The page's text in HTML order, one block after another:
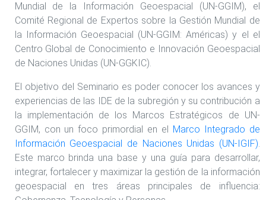
Mundial de la Información Geoespacial (UN-GGIM), el
Comité Regional de Expertos sobre la Gestión Mundial de
la Información Geoespacial (UN-GGIM: Américas) y el el
Centro Global de Conocimiento e Innovación Geoespacial
de Naciones Unidas (UN-GGKIC).
El objetivo del Seminario es poder conocer los avances y
experiencias de las IDE de la subregión y su contribución a
la implementación de los Marcos Estratégicos de UN-
GGIM, con un foco primordial en el Marco Integrado de
Información Geoespacial de Naciones Unidas (UN-IGIF).
Este marco brinda una base y una guía para desarrollar,
integrar, fortalecer y maximizar la gestión de la información
geoespacial en tres áreas principales de influencia: